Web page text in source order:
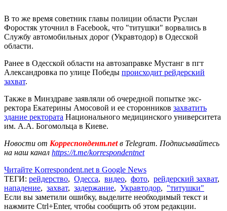
В то же время советник главы полиции области Руслан
Форостяк уточнил в Facebook, что "титушки" ворвались в
Службу автомобильных дорог (Укравтодор) в Одесской
области.
Ранее в Одесской области на автозаправке Мустанг в пгт
Александровка по улице Победы происходит рейдерский
захват.
Также в Минздраве заявляли об очередной попытке экс-
ректора Екатерины Амосовой и ее сторонников захватить
здание ректората Национального медицинского университета
им. А.А. Богомольца в Киеве.
Новости от Корреспондент.netв Telegram. Подписывайтесь
на наш канал https://t.me/korrespondentnet
Читайте Korrespondent.net в Google News
ТЕГИ: рейдерство, Одесса, видео, фото, рейдерский захват,
нападение, захват, задержание, Укравтодор, "титушки"
Если вы заметили ошибку, выделите необходимый текст и
нажмите Ctrl+Enter, чтобы сообщить об этом редакции.